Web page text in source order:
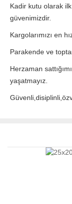
Kadir kutu olarak
güvenimizdir.
Kargolarımızı en
Parakende ve
Herzaman
yaşatmayız.